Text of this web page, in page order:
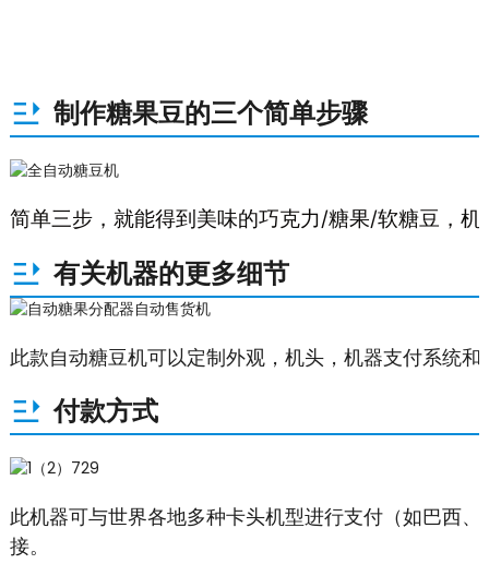
制作糖果豆的三个简单步骤
简单三步，就能得到美味的巧克力/糖果/软糖豆，
有关机器的更多细节
此款自动糖豆机可以定制外观，机头，机器支付系统
付款方式
此机器可与世界各地多种卡头机型进行支付（如巴西
接。